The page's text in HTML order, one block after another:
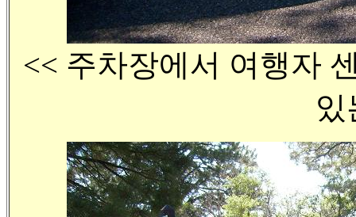
<< 주차장에서 여행자
있